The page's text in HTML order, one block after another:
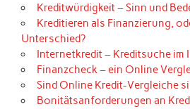
Kreditwürdigkeit – Sinn und
Kreditieren als Finanzierung,
Unterschied?
Internetkredit – Kreditsuche im
Finanzcheck – ein Online
Sind Online Kredit-Vergleiche
Bonitätsanforderungen an